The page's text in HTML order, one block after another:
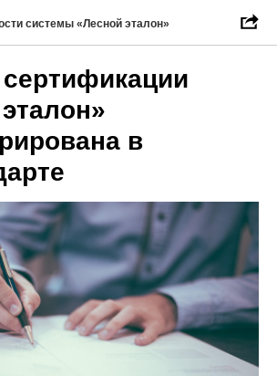
системы «Лесной эталон»
в